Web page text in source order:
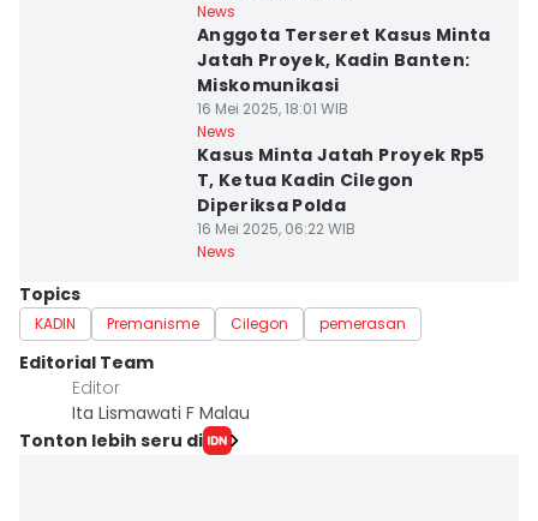
News
Anggota Terseret Kasus Minta
Jatah Proyek, Kadin Banten:
Miskomunikasi
16 Mei 2025, 18:01 WIB
News
Kasus Minta Jatah Proyek Rp5
T, Ketua Kadin Cilegon
Diperiksa Polda
16 Mei 2025, 06:22 WIB
News
Topics
KADIN Premanisme Cilegon pemerasan
Editorial Team
Editor
Ita Lismawati F Malau
Tonton lebih seru di